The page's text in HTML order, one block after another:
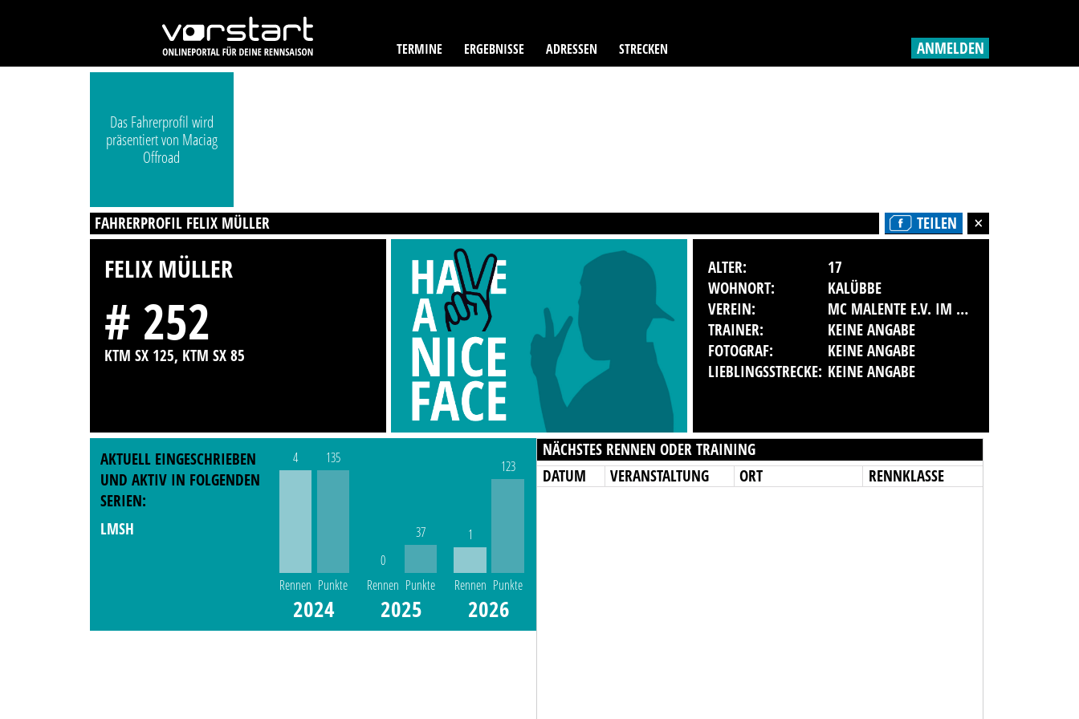
TERMINE ERGEBNISSE ADRESSEN STRECKEN ANMELDEN
Das Fahrerprofil wird
präsentiert von Maciag
Offroad
FAHRERPROFIL FELIX MÜLLER TEILEN
FELIX MÜLLER
# 252
KTM SX 125, KTM SX 85
ALTER:
17
WOHNORT:
KALÜBBE
VEREIN:
MC MALENTE E.V. IM ADAC
TRAINER:
KEINE ANGABE
FOTOGRAF:
KEINE ANGABE
LIEBLINGSSTRECKE: KEINE ANGABE
AKTUELL EINGESCHRIEBEN
UND AKTIV IN FOLGENDEN
SERIEN:
LMSH
4
Rennen
135
Punkte
2024
0
Rennen
37
Punkte
2025
1
Rennen
123
Punkte
2026
NÄCHSTES RENNEN ODER TRAINING
DATUM
VERANSTALTUNG ORT RENNKLASSE